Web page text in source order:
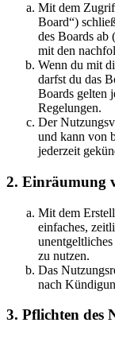
Mit dem
Board“)
des Boards ab
mit den
Wenn du mit
darfst du das
Boards gelten
Regelungen.
Der
und kann von
jederzeit
2. Einräumung
Mit dem
einfaches,
zu nutzen.
Das
nach
3. Pflichten des